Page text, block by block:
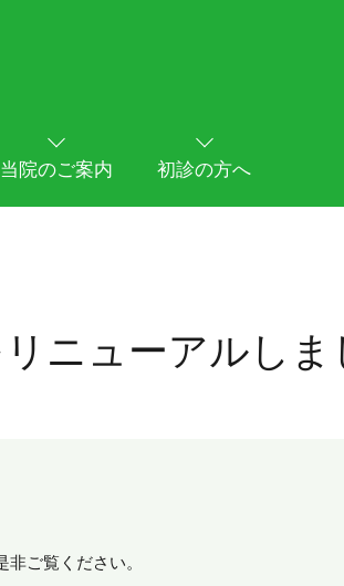
当院のご案内 初診の方へ
ニューアルしま
ご覧ください。